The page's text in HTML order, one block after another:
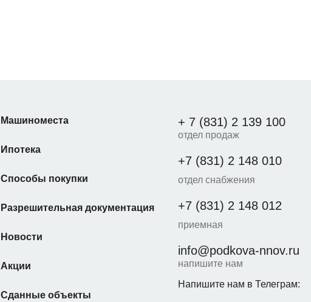
Машиноместа
Ипотека
Способы покупки
Разрешительная документация
Новости
Акции
Сданные объекты
+ 7 (831) 2 139 100
отдел продаж
+7 (831) 2 148 010
отдел снабжения
+7 (831) 2 148 012
приемная
info@podkova-nnov.ru
напишите нам
Напишите нам в Телеграм: